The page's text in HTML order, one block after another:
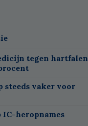
tegen hartfalen
steeds vaker voor
heropnames